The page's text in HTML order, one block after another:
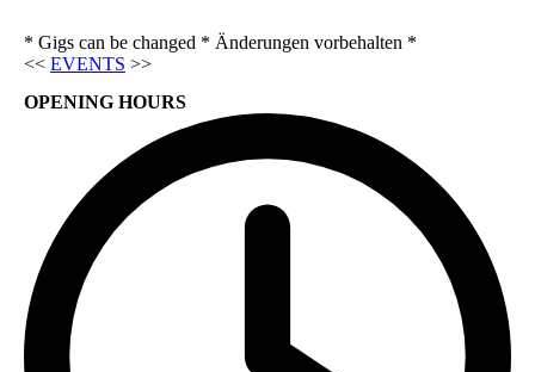
* Gigs can be changed * Änderungen vorbehalten *
<< EVENTS >>
OPENING HOURS